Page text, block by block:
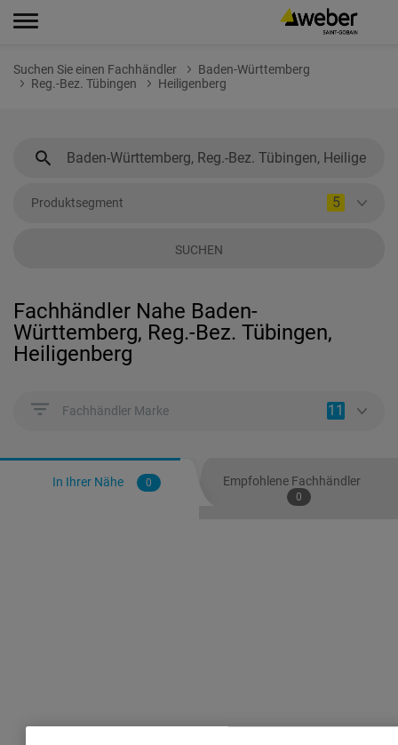
Suchen Sie einen Fachhändler
Baden-Württemberg
Reg.-Bez. Tübingen
Heiligenberg
Produktsegment 5
SUCHEN
Fachhändler Nahe Baden-
Württemberg, Reg.-Bez. Tübingen,
Heiligenberg
Fachhändler Marke 11
In Ihrer Nähe 0 Empfohlene Fachhändler
0